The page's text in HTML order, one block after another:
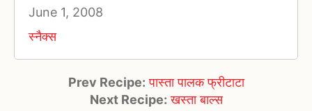
June 1, 2008
स्नैक्स
Prev Recipe: पास्ता पालक फ्रीटाटा
Next Recipe: खस्ता बाल्स